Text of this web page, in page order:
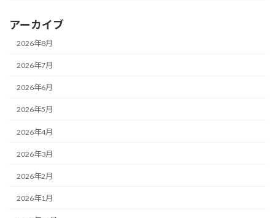
アーカイブ
2026年8月
2026年7月
2026年6月
2026年5月
2026年4月
2026年3月
2026年2月
2026年1月